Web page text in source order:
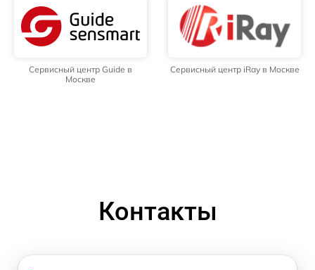
Сервисный центр Guide в
Москве
Сервисный центр iRay в Москве
Контакты